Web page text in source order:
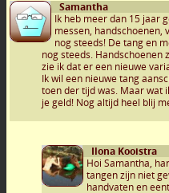
Samantha
Ik heb meer dan 15 jaar
messen, handschoenen,
nog steeds! De tang en
nog steeds. Handschoenen
zie ik dat er een nieuwe
Ik wil een nieuwe tang
toen der tijd was. Maar wat
je geld! Nog altijd heel blij
Ilona Kooistra
Hoi Samantha,
tangen zijn niet
handvaten en